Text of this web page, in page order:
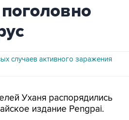
случаев активного заражения
Уханя распорядились
издание Pengpai.